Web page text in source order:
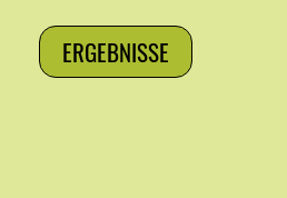
ERGEBNISSE